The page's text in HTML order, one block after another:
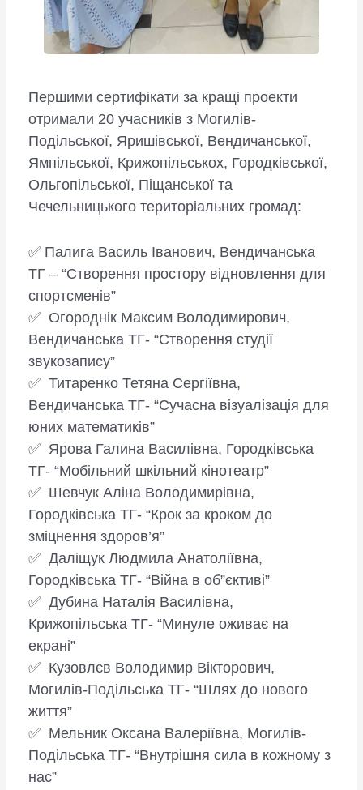
Першими сертифікати за кращі проекти
отримали 20 учасників з Могилів-
Подільської, Яришівської, Вендичанської,
Ямпільської, Крижопільськох, Городківської,
Ольгопільської, Піщанської та
Чечельницького територіальних громад:
✅ Палига Василь Іванович, Вендичанська
ТГ – “Створення простору відновлення для
спортсменів”
✅ Огороднік Максим Володимирович,
Вендичанська ТГ- “Створення студії
звукозапису”
✅ Титаренко Тетяна Сергіївна,
Вендичанська ТГ- “Сучасна візуалізація для
юних математиків”
✅ Ярова Галина Василівна, Городківська
ТГ- “Мобільний шкільний кінотеатр”
✅ Шевчук Аліна Володимирівна,
Городківська ТГ- “Крок за кроком до
зміцнення здоров’я”
✅ Даліщук Людмила Анатоліївна,
Городківська ТГ- “Війна в об”єктиві”
✅ Дубина Наталія Василівна,
Крижопільська ТГ- “Минуле оживає на
екрані”
✅ Кузовлєв Володимир Вікторович,
Могилів-Подільська ТГ- “Шлях до нового
життя”
✅ Мельник Оксана Валеріївна, Могилів-
Подільська ТГ- “Внутрішня сила в кожному з
нас”